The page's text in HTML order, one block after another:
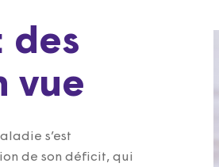
des
vue
s’est
de son déficit, qui